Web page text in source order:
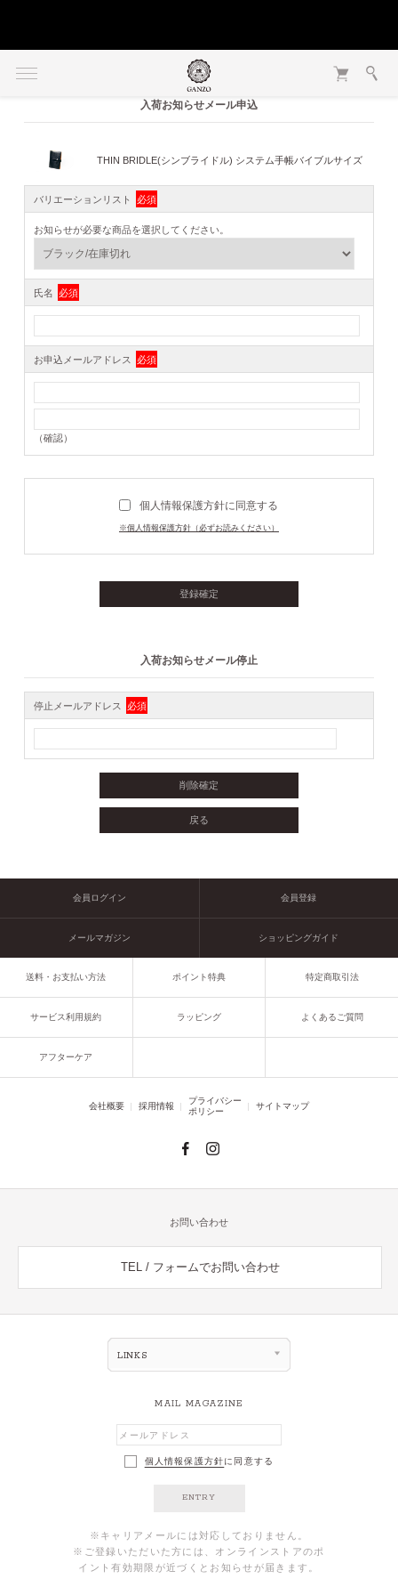
入荷お知らせメール申込
THIN BRIDLE(シンブライドル) システム手帳バイブルサイズ
バリエーションリスト 必須
お知らせが必要な商品を選択してください。
氏名 必須
お申込メールアドレス 必須
（確認）
個人情報保護方針に同意する
※個人情報保護方針（必ずお読みください）
入荷お知らせメール停止
停止メールアドレス 必須
会員ログイン 会員登録
メールマガジン ショッピングガイド
送料・お支払い方法 ポイント特典 特定商取引法
サービス利用規約 ラッピング よくあるご質問
アフターケア
会社概要 採用情報
プライバシー
ポリシー
サイトマップ
お問い合わせ
TEL / フォームでお問い合わせ
LINKS
MAIL MAGAZINE
個人情報保護方針に同意する
ENTRY
※キャリアメールには対応しておりません。
※ご登録いただいた方には、オンラインストアのポ
イント有効期限が近づくとお知らせが届きます。